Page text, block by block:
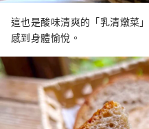
這也是酸味清爽的「乳清燉菜
感到身體愉悅。